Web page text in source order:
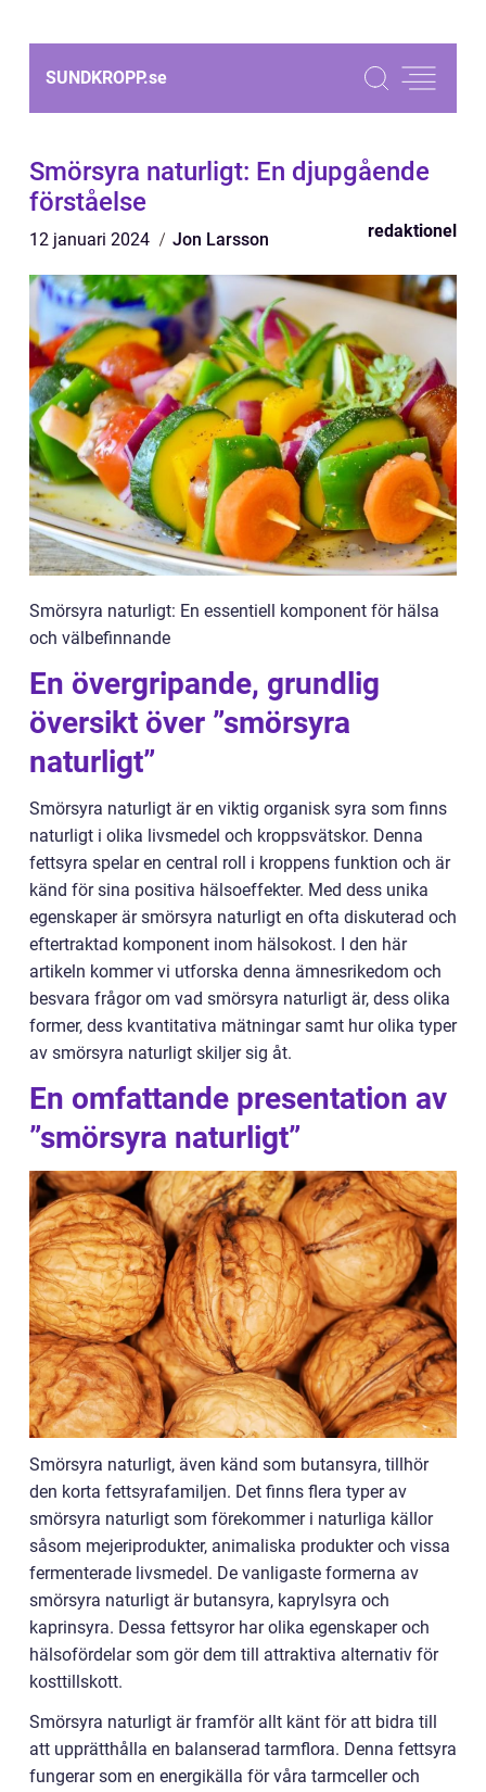
SUNDKROPP.se
Smörsyra naturligt: En djupgående
förståelse
12 januari 2024 Jon Larsson redaktionel
Smörsyra naturligt: En essentiell komponent för hälsa
och välbefinnande
En övergripande, grundlig
översikt över ”smörsyra
naturligt”
Smörsyra naturligt är en viktig organisk syra som finns
naturligt i olika livsmedel och kroppsvätskor. Denna
fettsyra spelar en central roll i kroppens funktion och är
känd för sina positiva hälsoeffekter. Med dess unika
egenskaper är smörsyra naturligt en ofta diskuterad och
eftertraktad komponent inom hälsokost. I den här
artikeln kommer vi utforska denna ämnesrikedom och
besvara frågor om vad smörsyra naturligt är, dess olika
former, dess kvantitativa mätningar samt hur olika typer
av smörsyra naturligt skiljer sig åt.
En omfattande presentation av
”smörsyra naturligt”
Smörsyra naturligt, även känd som butansyra, tillhör
den korta fettsyrafamiljen. Det finns flera typer av
smörsyra naturligt som förekommer i naturliga källor
såsom mejeriprodukter, animaliska produkter och vissa
fermenterade livsmedel. De vanligaste formerna av
smörsyra naturligt är butansyra, kaprylsyra och
kaprinsyra. Dessa fettsyror har olika egenskaper och
hälsofördelar som gör dem till attraktiva alternativ för
kosttillskott.
Smörsyra naturligt är framför allt känt för att bidra till
att upprätthålla en balanserad tarmflora. Denna fettsyra
fungerar som en energikälla för våra tarmceller och